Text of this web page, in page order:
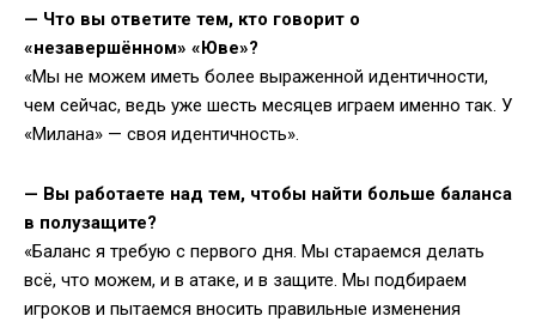
— Что вы ответите тем, кто говорит о
«незавершённом» « Юве»?
«Мы не можем иметь более выраженной идентичности,
чем сейчас, ведь уже шесть месяцев играем именно так. У
«Милана» — своя идентичность».
— Вы работаете над тем, чтобы найти больше баланса
в полузащите?
«Баланс я требую с первого дня. Мы стараемся делать
всё, что можем, и в атаке, и в защите. Мы подбираем
игроков и пытаемся вносить правильные изменения